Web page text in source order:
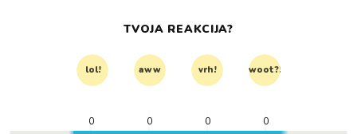
TVOJA REAKCIJA?
lol! aww vrh! woot?!
0 0 0 0